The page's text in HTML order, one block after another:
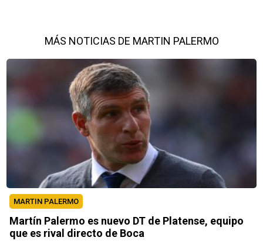
MÁS NOTICIAS DE MARTIN PALERMO
MARTIN PALERMO
Martín Palermo es nuevo DT de Platense, equipo
que es rival directo de Boca